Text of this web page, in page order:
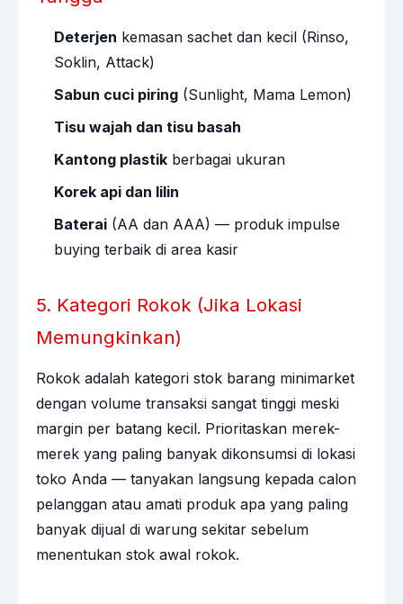
Deterjen kemasan sachet dan kecil (Rinso,
Soklin, Attack)
Sabun cuci piring (Sunlight, Mama Lemon)
Tisu wajah dan tisu basah
Kantong plastik berbagai ukuran
Korek api dan lilin
Baterai (AA dan AAA) — produk impulse
buying terbaik di area kasir
5. Kategori Rokok (Jika Lokasi
Memungkinkan)
Rokok adalah kategori stok barang minimarket
dengan volume transaksi sangat tinggi meski
margin per batang kecil. Prioritaskan merek-
merek yang paling banyak dikonsumsi di lokasi
toko Anda — tanyakan langsung kepada calon
pelanggan atau amati produk apa yang paling
banyak dijual di warung sekitar sebelum
menentukan stok awal rokok.